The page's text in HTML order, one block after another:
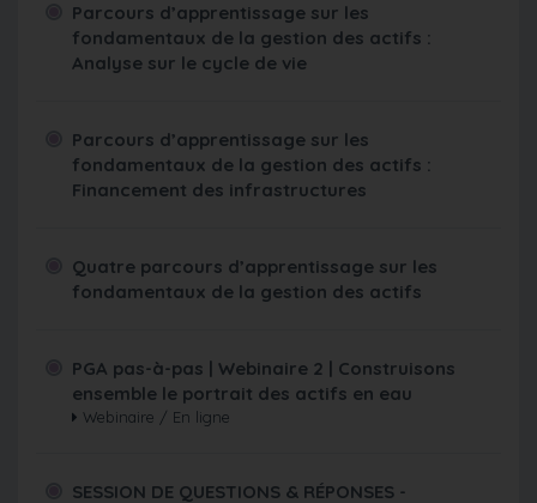
Parcours d’apprentissage sur les
fondamentaux de la gestion des actifs :
Analyse sur le cycle de vie
Parcours d’apprentissage sur les
fondamentaux de la gestion des actifs :
Financement des infrastructures
Quatre parcours d’apprentissage sur les
fondamentaux de la gestion des actifs
PGA pas-à-pas | Webinaire 2 | Construisons
ensemble le portrait des actifs en eau
Webinaire / En ligne
SESSION DE QUESTIONS & RÉPONSES -